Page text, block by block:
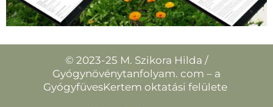
© 2023-25 M. Szikora Hilda /
Gyógynövénytanfolyam. com – a
GyógyfüvesKertem oktatási felülete